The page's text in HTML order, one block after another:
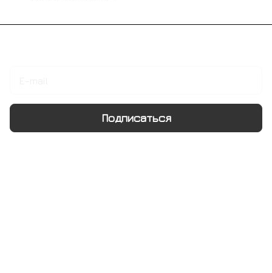
Подписаться